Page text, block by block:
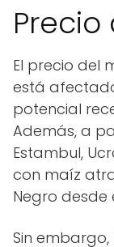
Precio
El precio del
está
potencial
Además, a
Estambul,
con maíz
Negro desde
Sin